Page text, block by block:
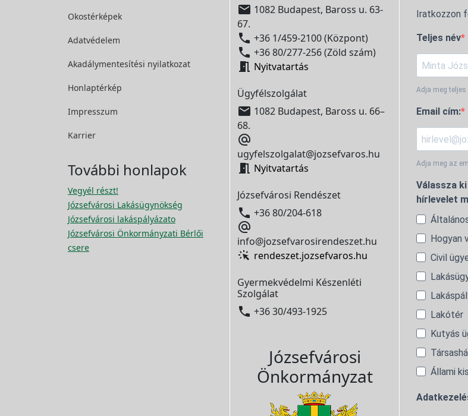
Okostérképek
Adatvédelem
Akadálymentesítési nyilatkozat
Honlaptérkép
Impresszum
Karrier
További honlapok
Vegyél részt!
Józsefvárosi Lakásügynökség
Józsefvárosi lakáspályázato
Józsefvárosi Önkormányzati Bérlői
csere
 1082 Budapest, Baross u. 63-
67.
 +36 1/459-2100 (Központ)
 +36 80/277-256 (Zöld szám)
 Nyitvatartás
Ügyfélszolgálat
 1082 Budapest, Baross u. 66–
68.

ugyfelszolgalat@jozsefvaros.hu
 Nyitvatartás
Józsefvárosi Rendészet
 +36 80/204-618

info@jozsefvarosirendeszet.hu
rendeszet.jozsefvaros.hu
Gyermekvédelmi Készenléti
Szolgálat
 +36 30/493-1925
Józsefvárosi
Önkormányzat
Iratkozzon
Teljes név
Adja meg teljes
Email cím:
Adja meg az
Válassza
hírlevelet
Hogyan
Civil
Lakótér
Kutyás
Állami